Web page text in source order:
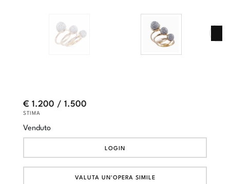
€ 1.200 / 1.500
STIMA
Venduto
LOGIN
VALUTA UN'OPERA SIMILE